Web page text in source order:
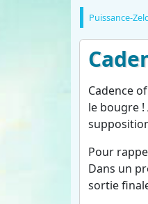
Puissance-
Cadence
le bougre
Pour
Dans un
sortie